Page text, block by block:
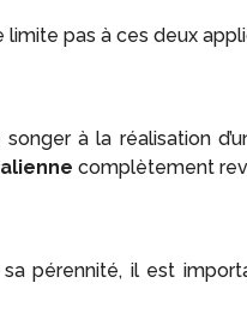
limite pas à ces deux
à la réalisation
complètement
pérennité, il est